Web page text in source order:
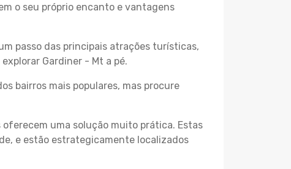
o seu próprio encanto e vantagens
passo das principais atrações turísticas,
Gardiner - Mt a pé.
bairros mais populares, mas procure
uma solução muito prática. Estas
e estão estrategicamente localizados